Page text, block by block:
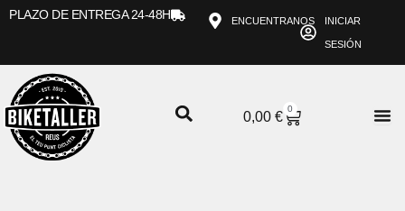
PLAZO DE ENTREGA 24-48H ENCUENTRANOS INICIAR
SESIÓN
0,00€
0
CARRITO